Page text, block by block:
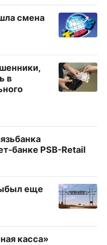
смена
в
банке PSB-Retail
еще
касса»